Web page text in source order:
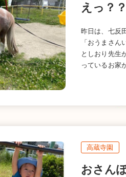
えっ？
昨日は、七反
「おうまさ
としおり先生
っているお家
高蔵寺園
おさん